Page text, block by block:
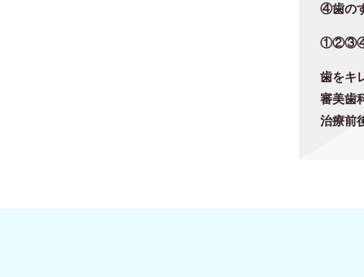
④歯の
①②③④
歯をキ
審美歯
治療前